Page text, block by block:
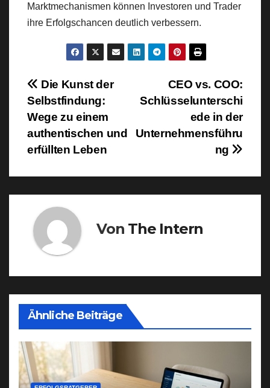
Marktmechanismen können Investoren und Trader
ihre Erfolgschancen deutlich verbessern.
BeitragsnavigationCEO vs. COO:
Schlüsselunterschi
ede in der
Unternehmensführu
ng
Die Kunst der
Selbstfindung:
Wege zu einem
authentischen und
erfüllten Leben
Von The Intern
Ähnliche Beiträge